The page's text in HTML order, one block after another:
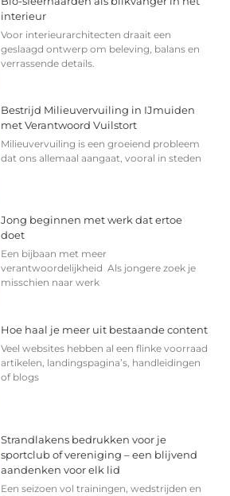
interieur
Voor interieurarchitecten draait een
geslaagd ontwerp om beleving, balans en
verrassende details.
Bestrijd Milieuvervuiling in IJmuiden
met Verantwoord Vuilstort
Milieuvervuiling is een groeiend probleem
dat ons allemaal aangaat, vooral in steden
Jong beginnen met werk dat ertoe
doet
Een bijbaan met meer
verantwoordelijkheid Als jongere zoek je
misschien naar werk
Hoe haal je meer uit bestaande content
Veel websites hebben al een flinke voorraad
artikelen, landingspagina’s, handleidingen
of blogs
Strandlakens bedrukken voor je
sportclub of vereniging – een blijvend
aandenken voor elk lid
Een seizoen vol trainingen, wedstrijden en